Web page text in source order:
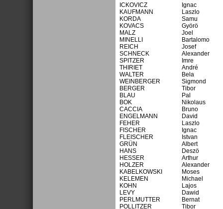
ICKOVICZ
Ignac
KAUFMANN
Laszlo
KORDA
Samu
KOVACS
Györö
MALZ
Joel
MINELLI
Bartalomo
REICH
Josef
SCHNECK
Alexander
SPITZER
Imre
THIRIET
André
WALTER
Bela
WEINBERGER
Sigmond
BERGER
Tibor
BLAU
Pal
BOK
Nikolaus
CACCIA
Bruno
ENGELMANN
David
FEHER
Laszlo
FISCHER
Ignac
FLEISCHER
Istvan
GRÜN
Albert
HANS
Deszö
HESSER
Arthur
HOLZER
Alexander
KABELKOWSKI
Moses
KELEMEN
Michael
KOHN
Lajos
LEVY
Dawid
PERLMUTTER
Bernat
POLLITZER
Tibor